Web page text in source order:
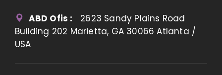
ABD Ofis : 2623 Sandy Plains Road
Building 202 Marietta, GA 30066 Atlanta /
USA